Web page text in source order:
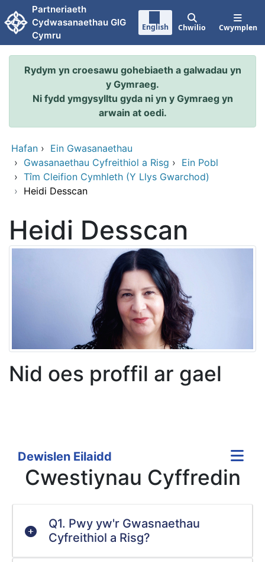
Neidio i'r prif gynnwy
Partneriaeth
Cydwasanaethau GIG
Cymru
English Chwilio Cwymplen
Rydym yn croesawu gohebiaeth a galwadau yn
y Gymraeg.
Ni fydd ymgysylltu gyda ni yn y Gymraeg yn
arwain at oedi.
Hafan › Ein Gwasanaethau
› Gwasanaethau Cyfreithiol a Risg › Ein Pobl
› Tîm Cleifion Cymhleth (Y Llys Gwarchod)
› Heidi Desscan
Heidi Desscan
Nid oes proffil ar gael
Dewislen Eilaidd
Cwestiynau Cyffredin
Q1. Pwy yw'r Gwasnaethau
Cyfreithiol a Risg?